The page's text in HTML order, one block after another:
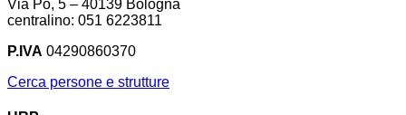
Via Po, 5 – 40139 Bologna
centralino: 051 6223811
P.IVA 04290860370
Cerca persone e strutture